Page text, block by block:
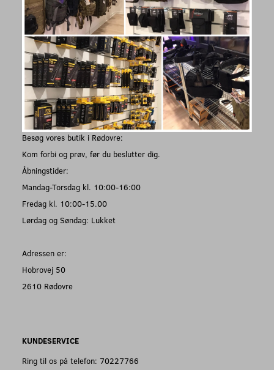
Besøg vores butik i Rødovre:
Kom forbi og prøv, før du beslutter dig.
Åbningstider:
Mandag-Torsdag kl. 10:00-16:00
Fredag kl. 10:00-15.00
Lørdag og Søndag: Lukket
Adressen er:
Hobrovej 50
2610 Rødovre
KUNDESERVICE
Ring til os på telefon: 70227766